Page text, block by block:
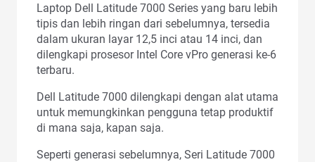
Laptop Dell Latitude 7000 Series yang baru lebih
tipis dan lebih ringan dari sebelumnya, tersedia
dalam ukuran layar 12,5 inci atau 14 inci, dan
dilengkapi prosesor Intel Core vPro generasi ke-6
terbaru.
Dell Latitude 7000 dilengkapi dengan alat utama
untuk memungkinkan pengguna tetap produktif
di mana saja, kapan saja.
Seperti generasi sebelumnya, Seri Latitude 7000